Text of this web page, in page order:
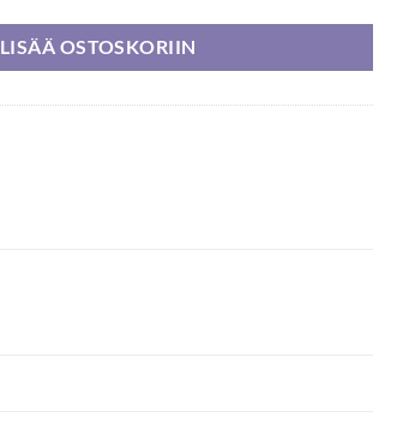
LISÄÄ OSTOSKORIIN